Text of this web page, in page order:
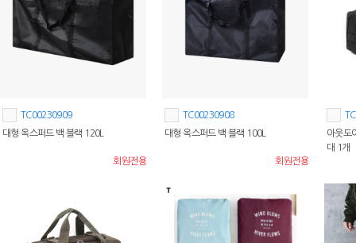
TC00230909
대형 옥스퍼드 백 블랙 120L
회원전용
TC00230908
대형 옥스퍼드 백 블랙 100L
회원전용
아웃도
대 1개